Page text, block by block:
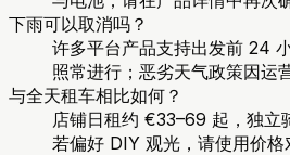
下雨可以取消吗？
许多平台产品支持出发前 24
照常进行；恶劣天气政策因运
与全天租车相比如何？
店铺日租约 €33–69 起，独立
若偏好 DIY 观光，请使用价格